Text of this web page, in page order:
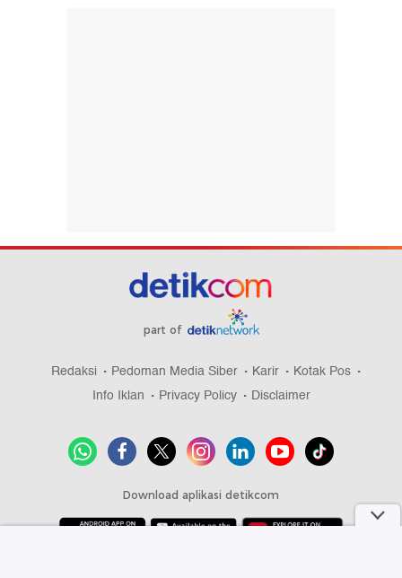
part of
Redaksi Pedoman Media Siber Karir
Kotak Pos
Info Iklan
Privacy Policy Disclaimer
Download aplikasi detikcom